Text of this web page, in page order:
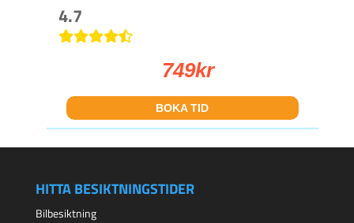
4.7
749kr
BOKA TID
HITTA BESIKTNINGSTIDER
Bilbesiktning